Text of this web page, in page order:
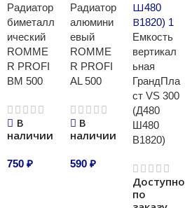
Радиатор
биметалл
ический
ROMME
R PROFI
BM 500
В
наличии
750 ₽
Радиатор
алюмини
евый
ROMME
R PROFI
AL 500
В
наличии
590 ₽
Емкость
вертикал
ьная
ГрандПла
ст VS 300
(Д480
Ш480
В1820)
Доступно
по